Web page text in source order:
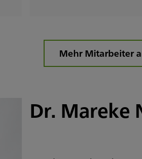
Mehr Mitarbeiter
Dr. Mareke